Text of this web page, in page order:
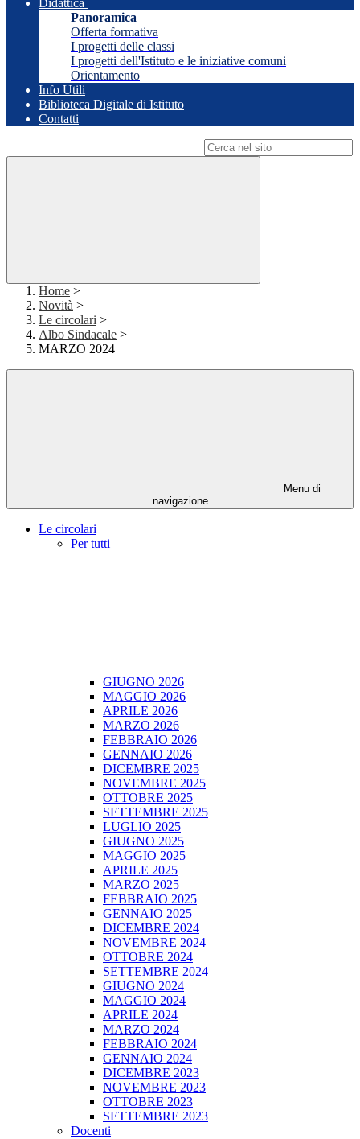
Didattica
Panoramica
Offerta formativa
I progetti delle classi
I progetti dell'Istituto e le iniziative comuni
Orientamento
Info Utili
Biblioteca Digitale di Istituto
Contatti
Home >
Novità >
Le circolari >
Albo Sindacale >
MARZO 2024
Menu di
navigazione
Le circolari
Per tutti
GIUGNO 2026
MAGGIO 2026
APRILE 2026
MARZO 2026
FEBBRAIO 2026
GENNAIO 2026
DICEMBRE 2025
NOVEMBRE 2025
OTTOBRE 2025
SETTEMBRE 2025
LUGLIO 2025
GIUGNO 2025
MAGGIO 2025
APRILE 2025
MARZO 2025
FEBBRAIO 2025
GENNAIO 2025
DICEMBRE 2024
NOVEMBRE 2024
OTTOBRE 2024
SETTEMBRE 2024
GIUGNO 2024
MAGGIO 2024
APRILE 2024
MARZO 2024
FEBBRAIO 2024
GENNAIO 2024
DICEMBRE 2023
NOVEMBRE 2023
OTTOBRE 2023
SETTEMBRE 2023
Docenti